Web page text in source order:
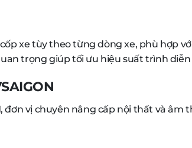
xe tùy theo từng dòng xe, phù hợp
trọng giúp tối ưu hiệu suất trình
, đơn vị chuyên nâng cấp nội thất và âm